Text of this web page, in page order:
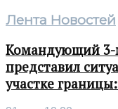
Лента Новостей
Командующий 3-
представил
участке